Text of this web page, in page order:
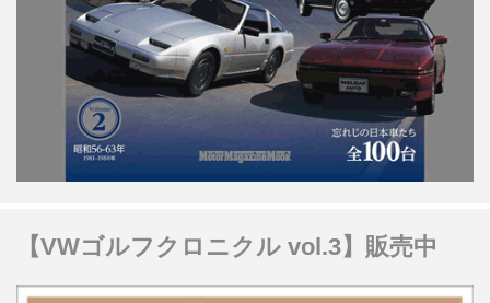
【VWゴルフクロニクル vol.3】販売中